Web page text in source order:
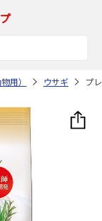
用） ウサギ プ